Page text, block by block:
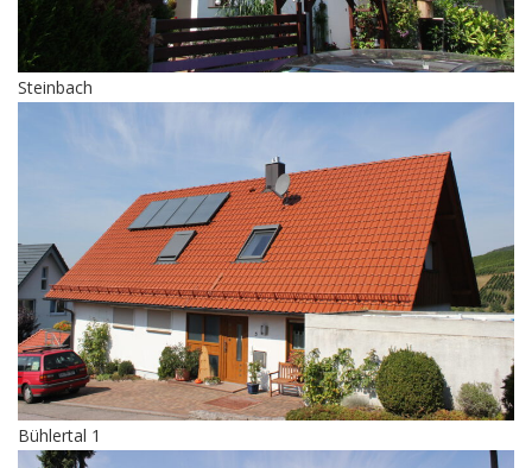
Steinbach
Bühlertal 1